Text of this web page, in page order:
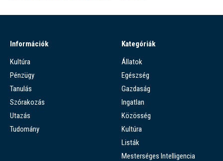
Információk
Kultúra
Pénzügy
Tanulás
Szórakozás
Utazás
Tudomány
Kategóriák
Állatok
Egészség
Gazdaság
Ingatlan
Közösség
Kultúra
Listák
Mesterséges Intelligencia